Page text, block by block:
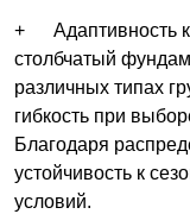
+ Адаптивность к
столбчатый
различных типах
гибкость при
Благодаря
устойчивость к
условий.